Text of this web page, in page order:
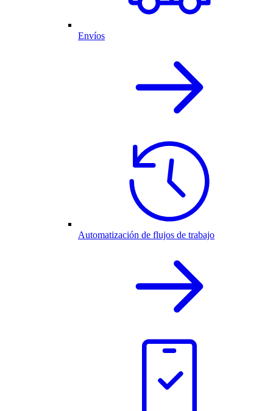
Envíos
Automatización de flujos de trabajo